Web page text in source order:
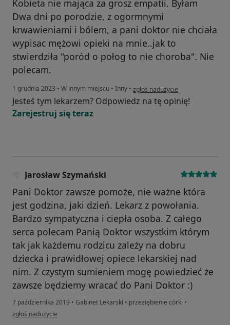
Kobieta nie mająca za grosz empatii. Byłam
Dwa dni po porodzie, z ogormnymi
krwawieniami i bólem, a pani doktor nie chciała
wypisac mężowi opieki na mnie..jak to
stwierdziła "poród o połog to nie choroba". Nie
polecam.
1 grudnia 2023 • W innym miejscu • Inny • w opinii użytkownika Kaska
zgłoś nadużycie
Jesteś tym lekarzem? Odpowiedz na tę opinię!
Zarejestruj się teraz
Jarosław Szymański
Pani Doktor zawsze pomoże, nie ważne która
jest godzina, jaki dzień. Lekarz z powołania.
Bardzo sympatyczna i ciepła osoba. Z całego
serca polecam Panią Doktor wszystkim którym
tak jak każdemu rodzicu zależy na dobru
dziecka i prawidłowej opiece lekarskiej nad
nim. Z czystym sumieniem mogę powiedzieć że
zawsze będziemy wracać do Pani Doktor :)
7 października 2019 • Gabinet Lekarski • przeziębienie córki •
w opinii użytkownika Jarosław Szymański
zgłoś nadużycie